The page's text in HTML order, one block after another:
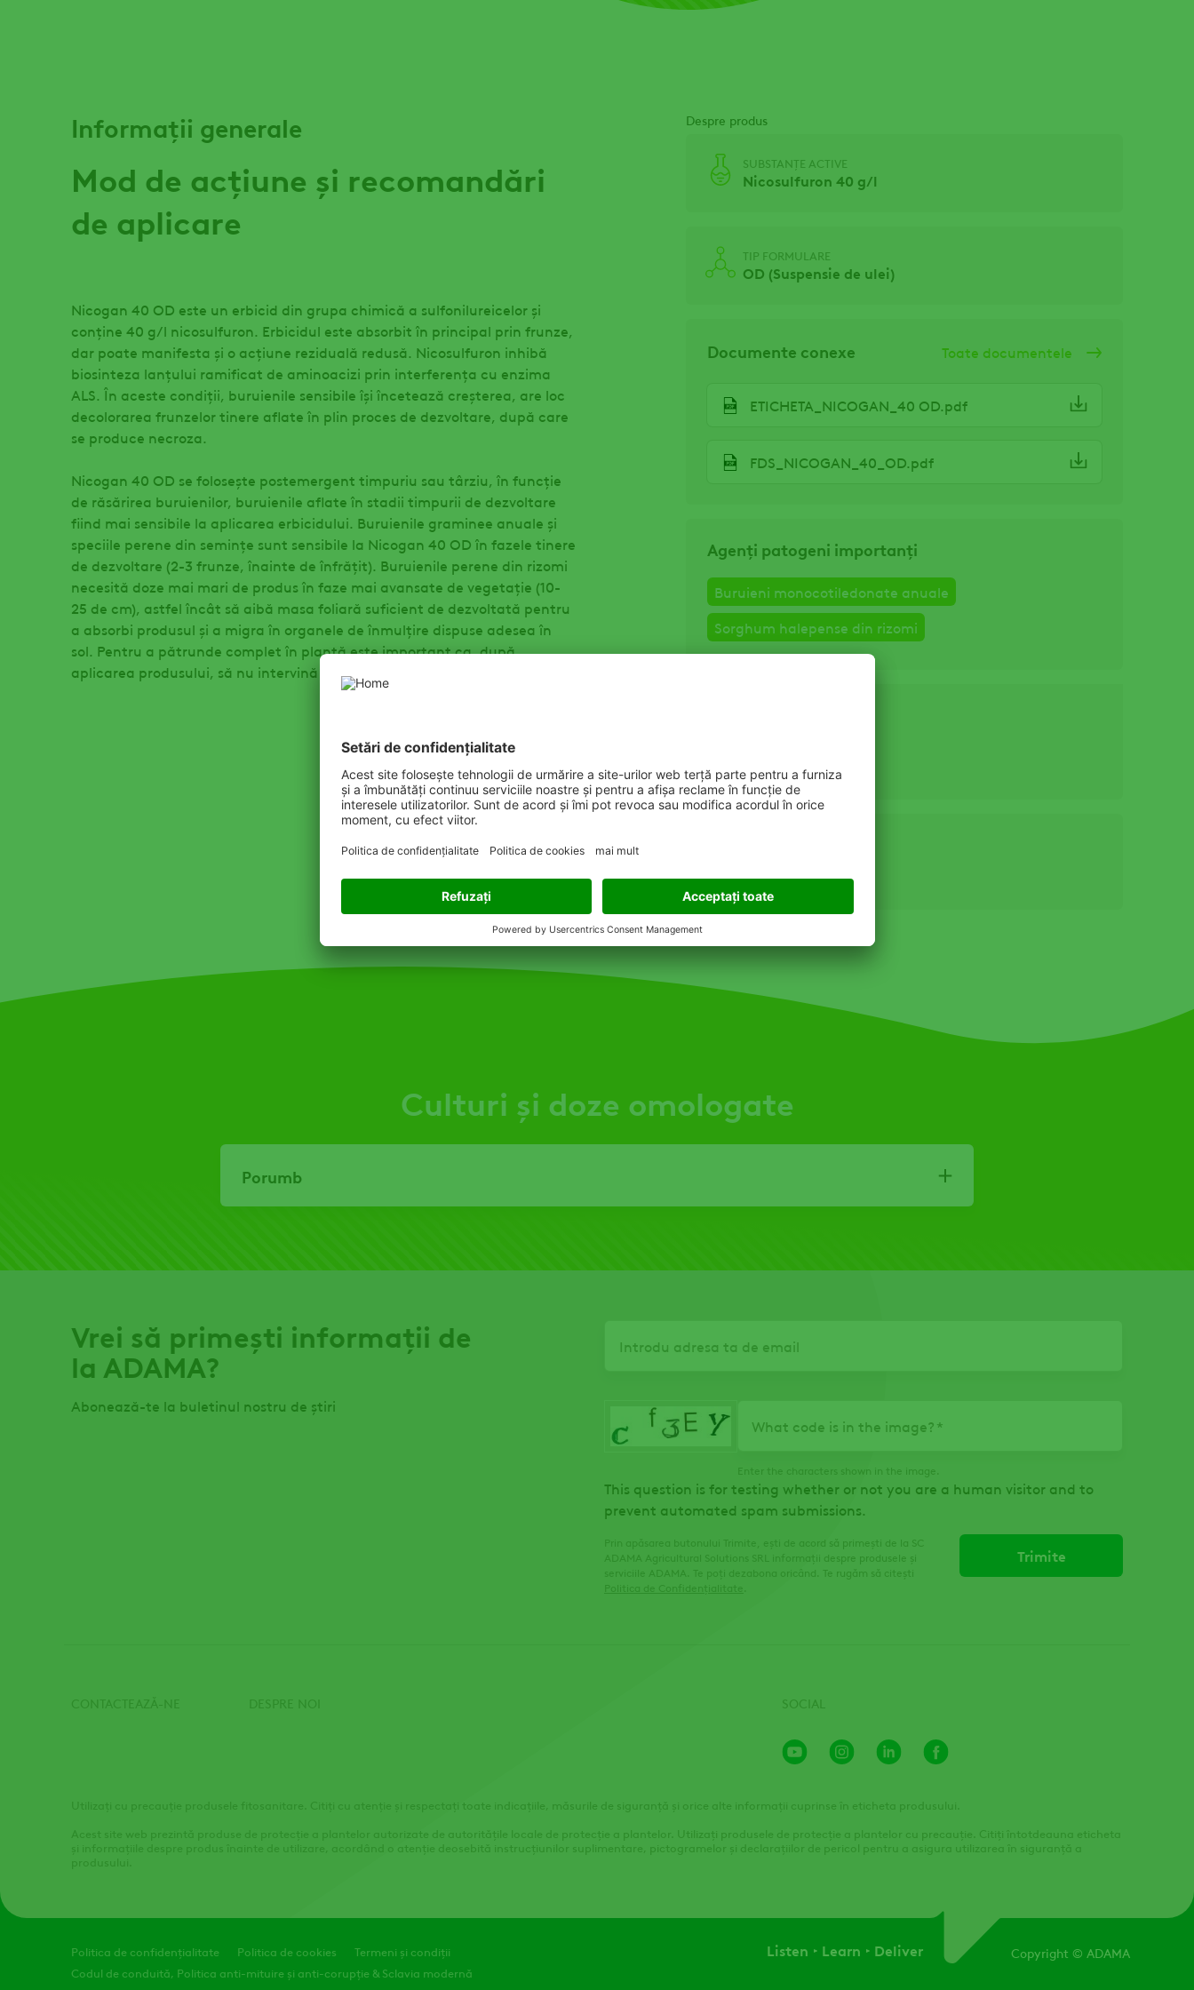
Despre produs
Informații generale
Mod de acțiune și recomandări
de aplicare
Nicogan 40 OD este un erbicid din grupa chimică a sulfonilureicelor și
conţine 40 g/l nicosulfuron. Erbicidul este absorbit în principal prin frunze,
dar poate manifesta și o acţiune reziduală redusă. Nicosulfuron inhibă
biosinteza lanţului ramificat de aminoacizi prin interferenţa cu enzima
ALS. În aceste condiţii, buruienile sensibile își încetează creșterea, are loc
decolorarea frunzelor tinere aflate în plin proces de dezvoltare, după care
se produce necroza.
Nicogan 40 OD se folosește postemergent timpuriu sau târziu, în funcţie
de răsărirea buruienilor, buruienile aflate în stadii timpurii de dezvoltare
fiind mai sensibile la aplicarea erbicidului. Buruienile graminee anuale și
speciile perene din seminţe sunt sensibile la Nicogan 40 OD în fazele tinere
de dezvoltare (2-3 frunze, înainte de înfrăţit). Buruienile perene din rizomi
necesită doze mai mari de produs în faze mai avansate de vegetaţie (10-
25 de cm), astfel încât să aibă masa foliară suficient de dezvoltată pentru
a absorbi produsul și a migra în organele de înmulţire dispuse adesea în
sol. Pentru a pătrunde complet în plantă este important ca, după
aplicarea produsului, să nu intervină precipitaţiila un interval de 4-5 ore.
SUBSTANȚE ACTIVE
Nicosulfuron 40 g/l
TIP FORMULARE
OD (Suspensie de ulei)
Documente conexe Toate documentele
ETICHETA_NICOGAN_40 OD.pdf
FDS_NICOGAN_40_OD.pdf
Agenți patogeni importanți
Buruieni monocotiledonate anuale
Sorghum halepense din rizomi
Comandă acum
Culturi și doze omologate
Porumb
Vrei să primești informații de
la ADAMA?
Abonează-te la buletinul nostru de știri
What code is in the image?
Enter the characters shown in the image.
This question is for testing whether or not you are a human visitor and to
prevent automated spam submissions.
Prin apăsarea butonului Trimite, ești de acord să primești de la SC
ADAMA Agricultural Solutions SRL informații despre produsele și
serviciile ADAMA. Te poți dezabona oricând. Te rugăm să citești
SOCIAL
Youtube
Channel
InstagramLinkedInFacebook
Utilizați cu precauție produsele fitosanitare. Citiți cu atenție și respectați toate indicațiile, măsurile de siguranță și orice alte informații cuprinse în eticheta produsului.
Acest site web prezintă produse de protecție a plantelor autorizate de autoritățile locale de protecție a plantelor. Utilizați produsele de protecție a plantelor cu precauție. Citiți întotdeauna eticheta
și informațiile despre produs înainte de utilizare, acordând o atenție deosebită instrucțiunilor suplimentare, pictogramelor și declarațiilor de pericol pentru a asigura utilizarea în siguranță a
Legal
Politica de confidențialitate Politica de cookies
Termeni și condiții
Codul de conduită, Politica anti-mituire și anti-corupție & Sclavia modernă
Listen Learn Deliver Copyright © ADAMA